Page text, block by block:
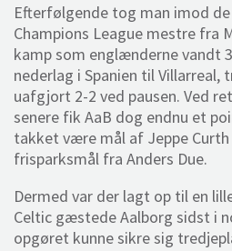
Efterfølgende tog man imod de
Champions League mestre fra
kamp som englænderne vandt
nederlag i Spanien til
uafgjort 2-2 ved pausen. Ved
senere fik AaB dog endnu et
takket være mål af Jeppe
frisparksmål fra Anders Due.
Dermed var der lagt op til en
Celtic gæstede Aalborg sidst i
opgøret kunne sikre sig